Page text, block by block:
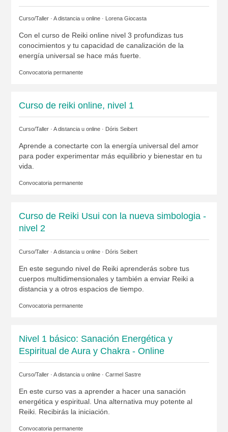
Curso/Taller · A distancia u online · Lorena Giocasta
Con el curso de Reiki online nivel 3 profundizas tus
conocimientos y tu capacidad de canalización de la
energía universal se hace más fuerte.
Convocatoria permanente
Curso de reiki online, nivel 1
Curso/Taller · A distancia u online · Dóris Seibert
Aprende a conectarte con la energía universal del amor
para poder experimentar más equilibrio y bienestar en tu
vida.
Convocatoria permanente
Curso de Reiki Usui con la nueva simbologia -
nivel 2
Curso/Taller · A distancia u online · Dóris Seibert
En este segundo nivel de Reiki aprenderás sobre tus
cuerpos multidimensionales y también a enviar Reiki a
distancia y a otros espacios de tiempo.
Convocatoria permanente
Nivel 1 básico: Sanación Energética y
Espiritual de Aura y Chakra - Online
Curso/Taller · A distancia u online · Carmel Sastre
En este curso vas a aprender a hacer una sanación
energética y espiritual. Una alternativa muy potente al
Reiki. Recibirás la iniciación.
Convocatoria permanente